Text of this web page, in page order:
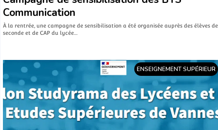
Communication
À la rentrée, une campagne de sensibilisation a été organisée auprès des élèves de
seconde et de CAP du lycée…
ENSEIGNEMENT SUPÉRIEUR